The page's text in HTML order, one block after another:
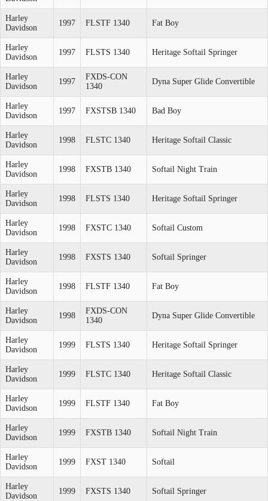
Harley
Davidson
1997 FLSTF 1340 Fat Boy
Harley
Davidson
1997 FLSTS 1340 Heritage Softail Springer
Harley
Davidson
1997
FXDS-CON
1340
Dyna Super Glide Convertible
Harley
Davidson
1997 FXSTSB 1340 Bad Boy
Harley
Davidson
1998 FLSTC 1340 Heritage Softail Classic
Harley
Davidson
1998 FXSTB 1340 Softail Night Train
Harley
Davidson
1998 FLSTS 1340 Heritage Softail Springer
Harley
Davidson
1998 FXSTC 1340 Softail Custom
Harley
Davidson
1998 FXSTS 1340 Softail Springer
Harley
Davidson
1998 FLSTF 1340 Fat Boy
Harley
Davidson
1998
FXDS-CON
1340
Dyna Super Glide Convertible
Harley
Davidson
1999 FLSTS 1340 Heritage Softail Springer
Harley
Davidson
1999 FLSTC 1340 Heritage Softail Classic
Harley
Davidson
1999 FLSTF 1340 Fat Boy
Harley
Davidson
1999 FXSTB 1340 Softail Night Train
Harley
Davidson
1999 FXST 1340 Softail
Harley
Davidson
1999 FXSTS 1340 Softail Springer